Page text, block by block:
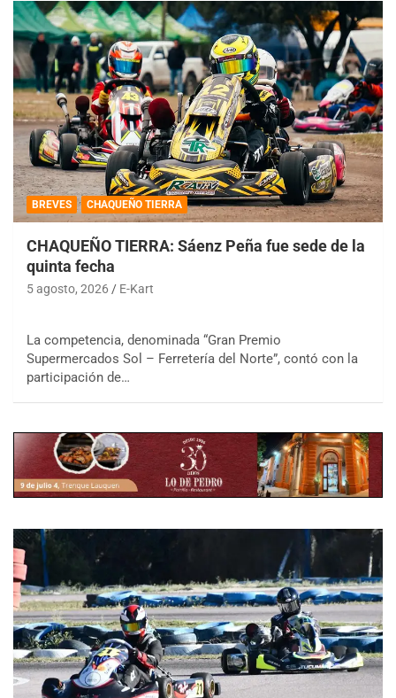
BREVES CHAQUEÑO TIERRA
CHAQUEÑO TIERRA: Sáenz Peña fue sede de la
quinta fecha
5 agosto, 2026 E-Kart
La competencia, denominada “Gran Premio
Supermercados Sol – Ferretería del Norte”, contó con la
participación de…